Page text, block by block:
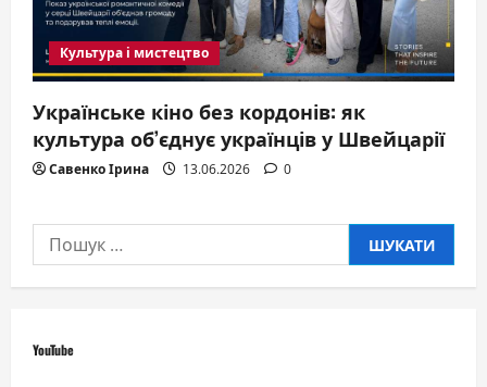
Культура і мистецтво
Українське кіно без кордонів: як
культура об’єднує українців у Швейцарії
Савенко Ірина 13.06.2026 0
Пошук:
YouTube